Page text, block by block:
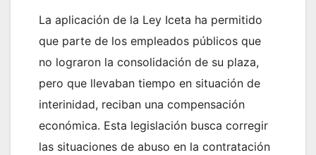
La aplicación de la Ley Iceta ha permitido
que parte de los empleados públicos que
no lograron la consolidación de su plaza,
pero que llevaban tiempo en situación de
interinidad, reciban una compensación
económica. Esta legislación busca corregir
las situaciones de abuso en la contratación